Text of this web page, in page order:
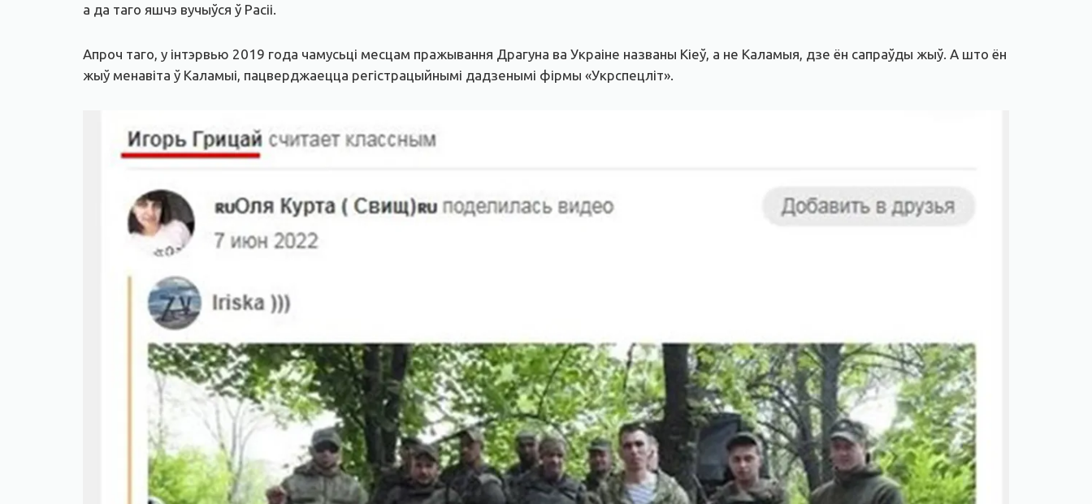
а да таго яшчэ вучыўся ў Расіі.
Апроч таго, у інтэрвью 2019 года чамусьці месцам пражывання Драгуна ва Украіне названы Кіеў, а не Каламыя, дзе ён сапраўды жыў. А што ён
жыў менавіта ў Каламыі, пацверджаецца регістрацыйнымі дадзенымі фірмы «Укрспецліт».